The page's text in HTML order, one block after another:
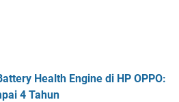
Health Engine di HP OPPO:
4 Tahun